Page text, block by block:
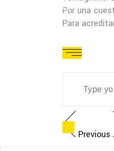
Por una
Para
Previous